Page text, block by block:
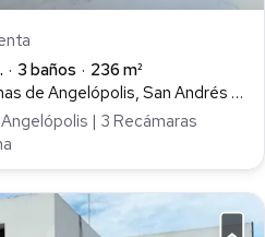
3 baños
236 m²
Parque Aguascalientes, Lomas de Angelópolis, San Andrés Cholula
| 3 Recámaras